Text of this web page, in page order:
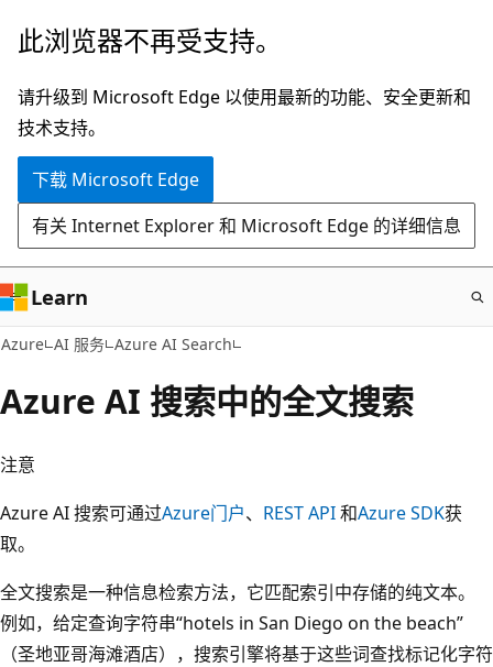
跳
主
要
内
此浏览器不再受支持。
请升级到 Microsoft Edge 以使用最新的功能、安全更新和
技术支持。
下载 Microsoft Edge
有关 Internet Explorer 和 Microsoft Edge 的详细信息
Learn
Azure AI 服务 Azure AI Search
Azure AI 搜索中的全文搜索
注意
Azure AI 搜索可通过Azure门户、 REST API和Azure SDK获
取。
全文搜索是一种信息检索方法，它匹配索引中存储的纯文本。
例如，给定查询字符串“hotels in San Diego on the beach”
（圣地亚哥海滩酒店），搜索引擎将基于这些词查找标记化字符